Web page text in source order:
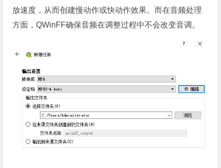
放速度，从而创建慢动作或快动作效果。而在音频处理
方面，QWinFF确保音频在调整过程中不会改变音调。